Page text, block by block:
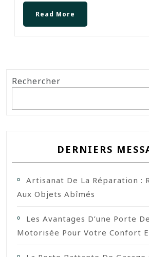
Read More
Rechercher
DERNIERS
Artisanat De La Réparation :
Aux Objets Abîmés
Les Avantages D’une Porte
Motorisée Pour Votre Confort